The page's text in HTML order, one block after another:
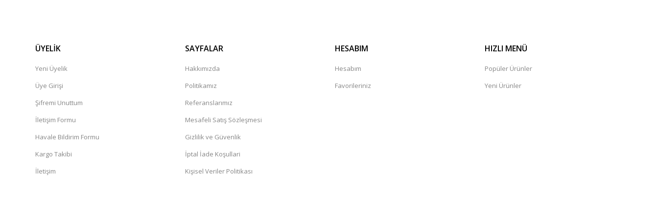
ÜYELİK
Yeni Üyelik
Üye Girişi
Şifremi Unuttum
İletişim Formu
Havale Bildirim Formu
Kargo Takibi
İletişim
SAYFALAR
Hakkımızda
Politikamız
Referanslarımız
Mesafeli Satış Sözleşmesi
Gizlilik ve Güvenlik
İptal İade Koşullari
Kişisel Veriler Politikası
HESABIM
Hesabım
Favorileriniz
HIZLI MENÜ
Popüler Ürünler
Yeni Ürünler